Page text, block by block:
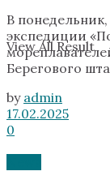
View All Result
В
экспедиции
Берегового
by admin
17.02.2025
0